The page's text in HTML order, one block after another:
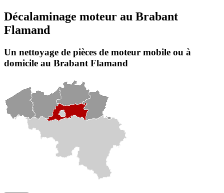
Décalaminage moteur au Brabant
Flamand
Un nettoyage de pièces de moteur mobile ou à
domicile au Brabant Flamand